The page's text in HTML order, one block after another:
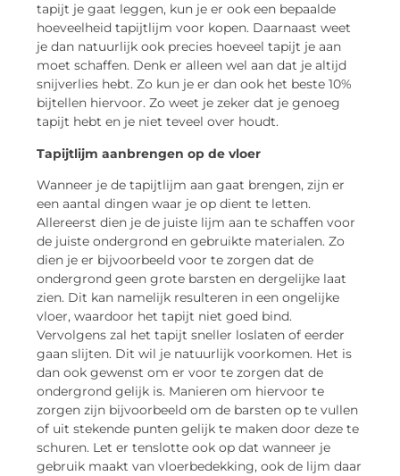
tapijt je gaat leggen, kun je er ook een bepaalde
hoeveelheid tapijtlijm voor kopen. Daarnaast weet
je dan natuurlijk ook precies hoeveel tapijt je aan
moet schaffen. Denk er alleen wel aan dat je altijd
snijverlies hebt. Zo kun je er dan ook het beste 10%
bijtellen hiervoor. Zo weet je zeker dat je genoeg
tapijt hebt en je niet teveel over houdt.
Tapijtlijm aanbrengen op de vloer
Wanneer je de tapijtlijm aan gaat brengen, zijn er
een aantal dingen waar je op dient te letten.
Allereerst dien je de juiste lijm aan te schaffen voor
de juiste ondergrond en gebruikte materialen. Zo
dien je er bijvoorbeeld voor te zorgen dat de
ondergrond geen grote barsten en dergelijke laat
zien. Dit kan namelijk resulteren in een ongelijke
vloer, waardoor het tapijt niet goed bind.
Vervolgens zal het tapijt sneller loslaten of eerder
gaan slijten. Dit wil je natuurlijk voorkomen. Het is
dan ook gewenst om er voor te zorgen dat de
ondergrond gelijk is. Manieren om hiervoor te
zorgen zijn bijvoorbeeld om de barsten op te vullen
of uit stekende punten gelijk te maken door deze te
schuren. Let er tenslotte ook op dat wanneer je
gebruik maakt van vloerbedekking, ook de lijm daar